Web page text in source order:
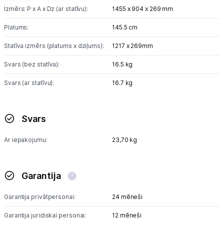
Izmērs: P x A x Dz (ar statīvu): 1455 x 904 x 269 mm
Platums: 145.5 cm
Statīva izmērs (platums x dziļums): 1217 x 269mm
Svars (bez statīva): 16.5 kg
Svars (ar statīvu): 16.7 kg
Svars
Ar iepakojumu: 23,70 kg
Garantija
Garantija privātpersonai: 24 mēneši
Garantija juridiskai personai: 12 mēneši